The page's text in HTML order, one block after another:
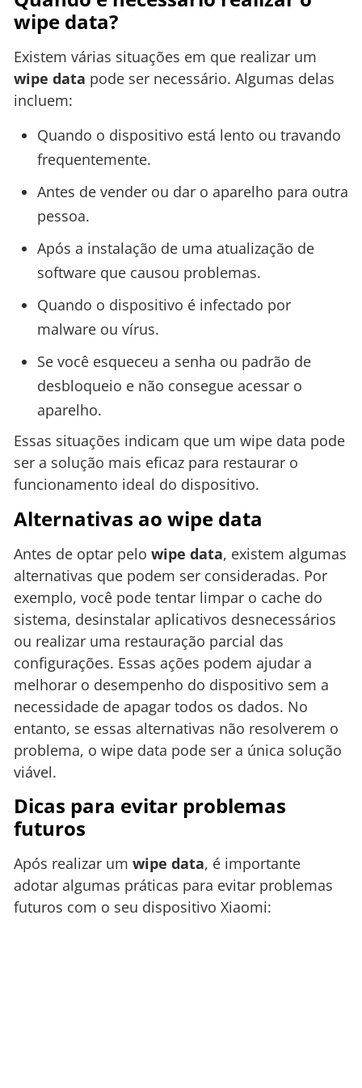
wipe data?
Existem várias situações em que realizar um
wipe data pode ser necessário. Algumas delas
incluem:
Quando o dispositivo está lento ou travando
frequentemente.
Antes de vender ou dar o aparelho para outra
pessoa.
Após a instalação de uma atualização de
software que causou problemas.
Quando o dispositivo é infectado por
malware ou vírus.
Se você esqueceu a senha ou padrão de
desbloqueio e não consegue acessar o
aparelho.
Essas situações indicam que um wipe data pode
ser a solução mais eficaz para restaurar o
funcionamento ideal do dispositivo.
Alternativas ao wipe data
Antes de optar pelo wipe data, existem algumas
alternativas que podem ser consideradas. Por
exemplo, você pode tentar limpar o cache do
sistema, desinstalar aplicativos desnecessários
ou realizar uma restauração parcial das
configurações. Essas ações podem ajudar a
melhorar o desempenho do dispositivo sem a
necessidade de apagar todos os dados. No
entanto, se essas alternativas não resolverem o
problema, o wipe data pode ser a única solução
viável.
Dicas para evitar problemas
futuros
Após realizar um wipe data, é importante
adotar algumas práticas para evitar problemas
futuros com o seu dispositivo Xiaomi: